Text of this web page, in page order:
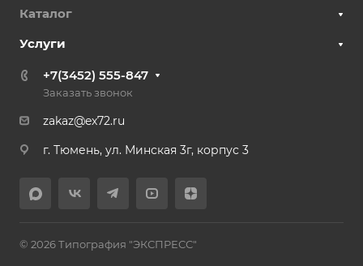
Каталог
Услуги
+7(3452) 555-847
Заказать звонок
zakaz@ex72.ru
г. Тюмень, ул. Минская 3г, корпус 3
© 2026 Типография "ЭКСПРЕСС"